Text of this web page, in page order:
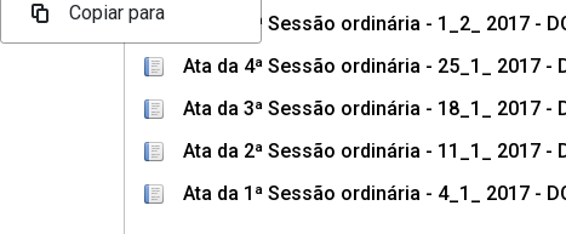
Ata da 5ª Sessão ordinária - 1_2_ 2017 -
Ata da 4ª Sessão ordinária - 25_1_ 2017 -
Ata da 3ª Sessão ordinária - 18_1_ 2017 -
Ata da 2ª Sessão ordinária - 11_1_ 2017 -
Ata da 1ª Sessão ordinária - 4_1_ 2017 -
Copiar para
Copiar para
Copiar para